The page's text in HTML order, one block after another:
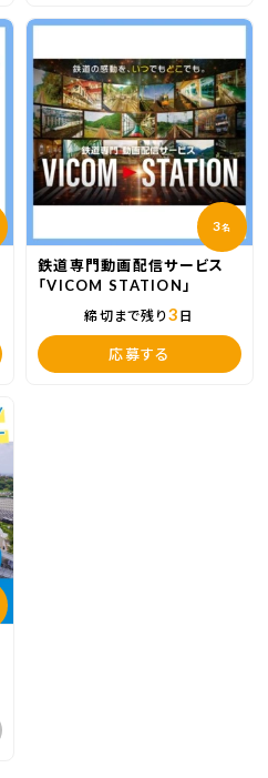
3名
鉄道専門動画配信サービス
「VICOM STATION」
締切まで残り3 日
応募する